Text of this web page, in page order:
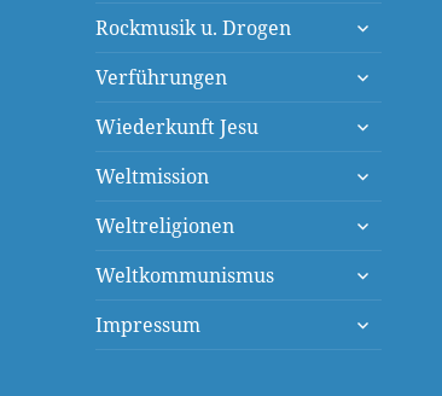
Rockmusik u. Drogen
untermenü
Verführungen
untermenü
Wiederkunft Jesu
untermenü
Weltmission
untermenü
Weltreligionen
untermenü
Weltkommunismus
untermenü
Impressum
untermenü